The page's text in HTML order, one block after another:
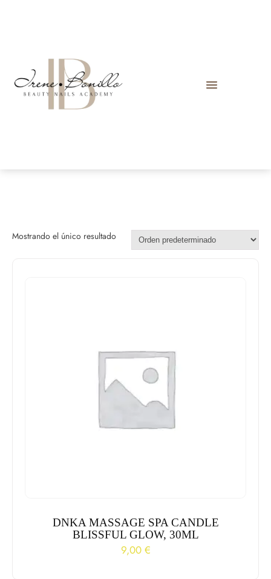
Mostrando el único resultado
DNKA MASSAGE SPA CANDLE
BLISSFUL GLOW, 30ML
9,00 €